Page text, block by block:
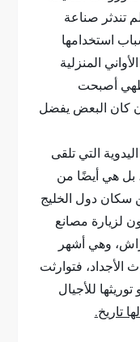
تندثر صناعة
استخدامها
المنزلية
أصبحت
كان البعض يفضل
التي تلقى
بل هي أيضًا من
سكان دول الخليج
لزيارة مصانع
وهي أشهر
فتوارثت
للأجيال
تاريخ.